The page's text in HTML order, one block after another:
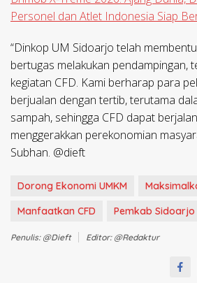
Personel dan Atlet Indonesia Siap
“Dinkop UM Sidoarjo telah
bertugas melakukan pendampingan,
kegiatan CFD. Kami berharap para
berjualan dengan tertib, terutama
sampah, sehingga CFD dapat
menggerakkan perekonomian
Subhan. @dieft
Dorong Ekonomi UMKM
Manfaatkan CFD
Pemkab Sidoarjo
Penulis: @dieft Editor: @redaktur